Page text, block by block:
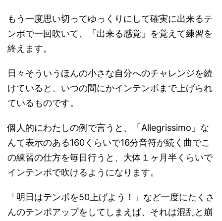
もう一度思い切ってゆっくりにして確実に出来るテ
ンポで一回吹いて、「出来る感覚」を覚えて練習を
終えます。
日々そういうほんの小さな自分へのチャレンジを続
けていると、いつの間にかインテンポまで上げられ
ているものです。
個人的にわたしの例で言うと、「Allegrissimo」な
んて表示のある160くらいで16分音符が続く曲でこ
の練習の仕方を毎日行うと、大体１ヶ月半くらいで
インテンポで吹けるようになります。
「明日はテンポを50上げよう！」など一度にたくさ
んのテンポアップをしてしまえば、それは混乱と崩